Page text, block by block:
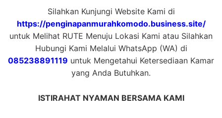
Silahkan Kunjungi Website Kami di
https://penginapanmurahkomodo.business.site/
untuk Melihat RUTE Menuju Lokasi Kami atau Silahkan
Hubungi Kami Melalui WhatsApp (WA) di
085238891119 untuk Mengetahui Ketersediaan Kamar
yang Anda Butuhkan.
ISTIRAHAT NYAMAN BERSAMA KAMI